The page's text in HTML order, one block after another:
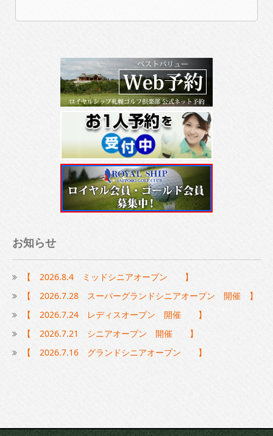
お知らせ
【 2026.8.4 ミッドシニアオープン 】
【 2026.7.28 スーパーグランドシニアオープン 開催 】
【 2026.7.24 レディスオープン 開催 】
【 2026.7.21 シニアオープン 開催 】
【 2026.7.16 グランドシニアオープン 】